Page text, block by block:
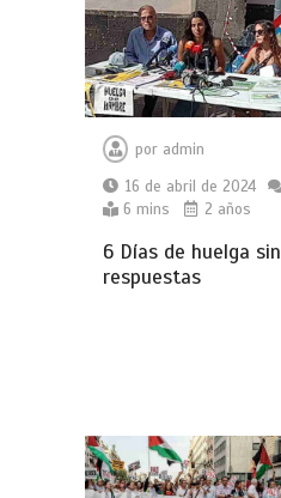
por admin
16 de abril de 2024
6 mins
2 años
6 Días de huelga sin
respuestas